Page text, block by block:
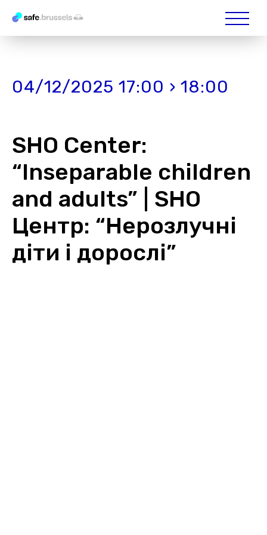
04/12/2025 17:00 › 18:00
SHO Center:
“Inseparable children
and adults” | SHO
Центр: “Нерозлучні
діти і дорослі”